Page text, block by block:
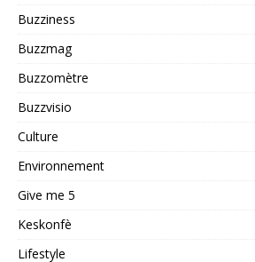
Buzziness
Buzzmag
Buzzomètre
Buzzvisio
Culture
Environnement
Give me 5
Keskonfè
Lifestyle